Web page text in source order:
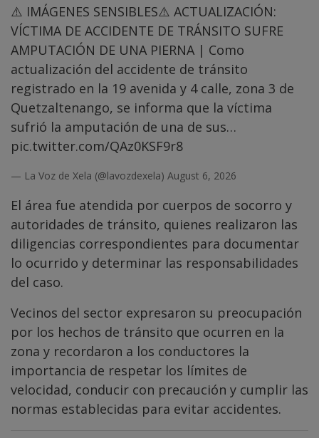
⚠️ IMÁGENES SENSIBLES⚠️ ACTUALIZACIÓN:
VÍCTIMA DE ACCIDENTE DE TRÁNSITO SUFRE
AMPUTACIÓN DE UNA PIERNA | Como
actualización del accidente de tránsito
registrado en la 19 avenida y 4 calle, zona 3 de
Quetzaltenango, se informa que la víctima
sufrió la amputación de una de sus…
pic.twitter.com/QAz0KSF9r8
— La Voz de Xela (@lavozdexela) August 6, 2026
El área fue atendida por cuerpos de socorro y
autoridades de tránsito, quienes realizaron las
diligencias correspondientes para documentar
lo ocurrido y determinar las responsabilidades
del caso.
Vecinos del sector expresaron su preocupación
por los hechos de tránsito que ocurren en la
zona y recordaron a los conductores la
importancia de respetar los límites de
velocidad, conducir con precaución y cumplir las
normas establecidas para evitar accidentes.